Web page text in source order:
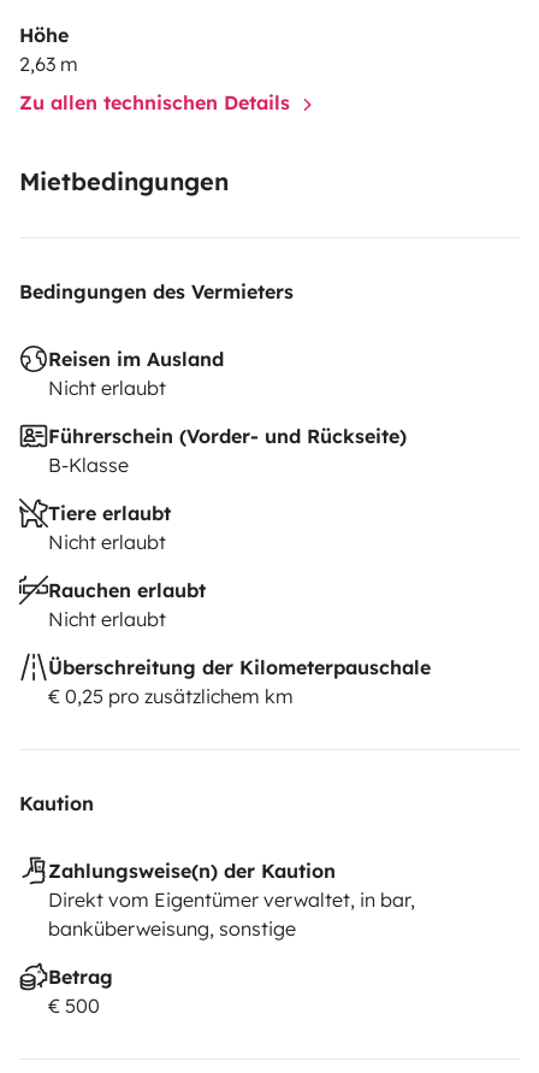
Höhe
2,63 m
Zu allen technischen Details
Mietbedingungen
Bedingungen des Vermieters
Reisen im Ausland
Nicht erlaubt
Führerschein (Vorder- und Rückseite)
B-Klasse
Tiere erlaubt
Nicht erlaubt
Rauchen erlaubt
Nicht erlaubt
Überschreitung der Kilometerpauschale
€ 0,25 pro zusätzlichem km
Kaution
Zahlungsweise(n) der Kaution
Direkt vom Eigentümer verwaltet, in bar,
banküberweisung, sonstige
Betrag
€ 500